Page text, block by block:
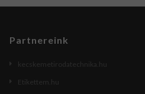
Partnereink
kecskemetirodatechnika.hu
Etikettem.hu